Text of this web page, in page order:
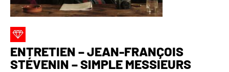
ENTRETIEN – JEAN-FRANÇOIS
STÉVENIN – SIMPLE MESSIEURS